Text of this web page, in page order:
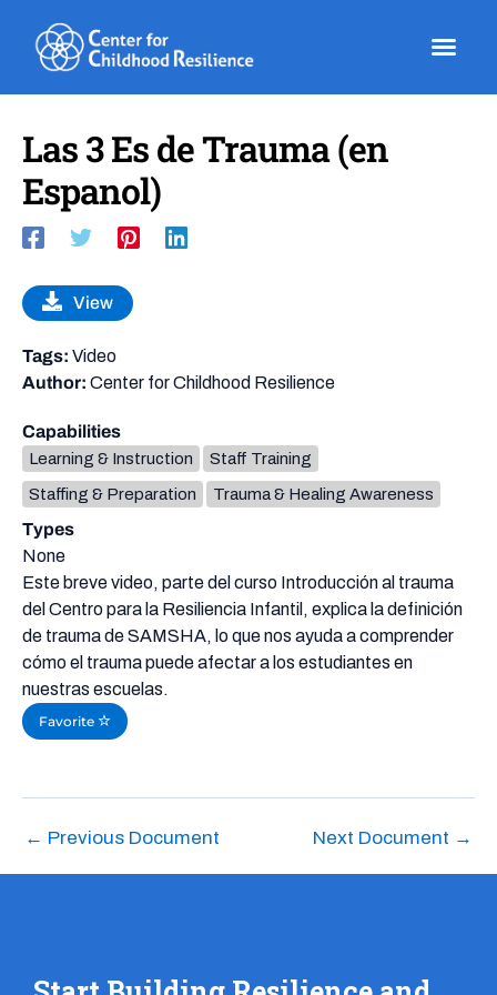
content
Las 3 Es de Trauma (en
Espanol)
Este breve video, parte del curso Introducción al trauma
del Centro para la Resiliencia Infantil, explica la definición
de trauma de SAMSHA, lo que nos ayuda a comprender
cómo el trauma puede afectar a los estudiantes en
nuestras escuelas.
Favorite
View
Tags: Video
Author: Center for Childhood Resilience
Capabilities
Learning & Instruction
Staff Training
Staffing & Preparation
Trauma & Healing Awareness
Types
None
← Previous Document Next Document →